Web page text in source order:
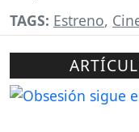
TAGS: Estreno,